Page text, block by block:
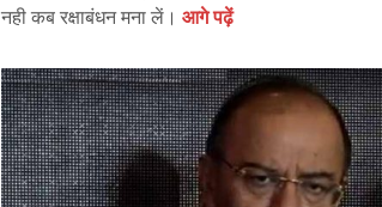
नही कब रक्षाबंधन मना लें। आगे पढ़ें